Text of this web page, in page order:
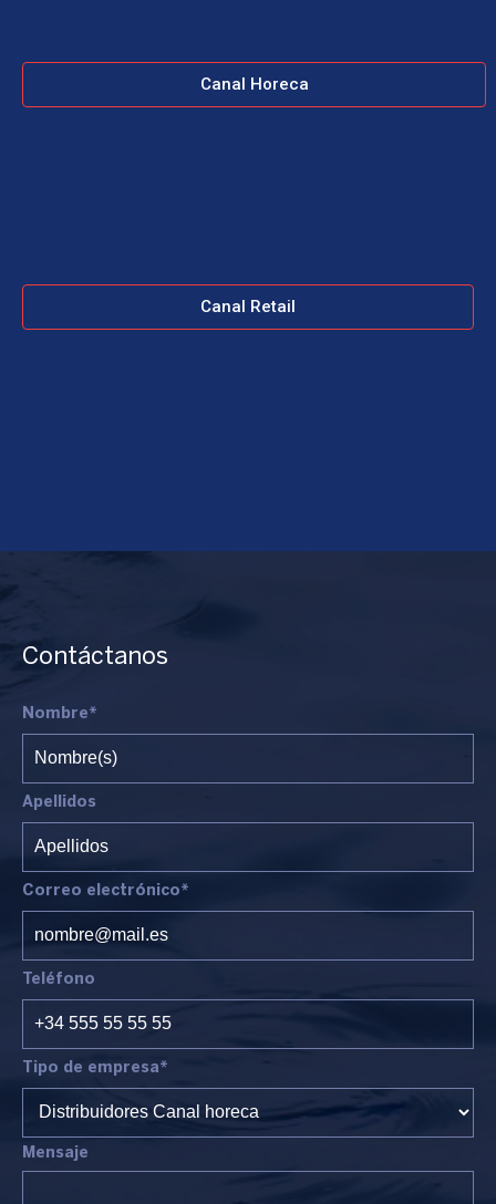
Canal Horeca
Canal Retail
Contáctanos
Nombre*
Apellidos
Correo electrónico*
Teléfono
Tipo de empresa*
Mensaje